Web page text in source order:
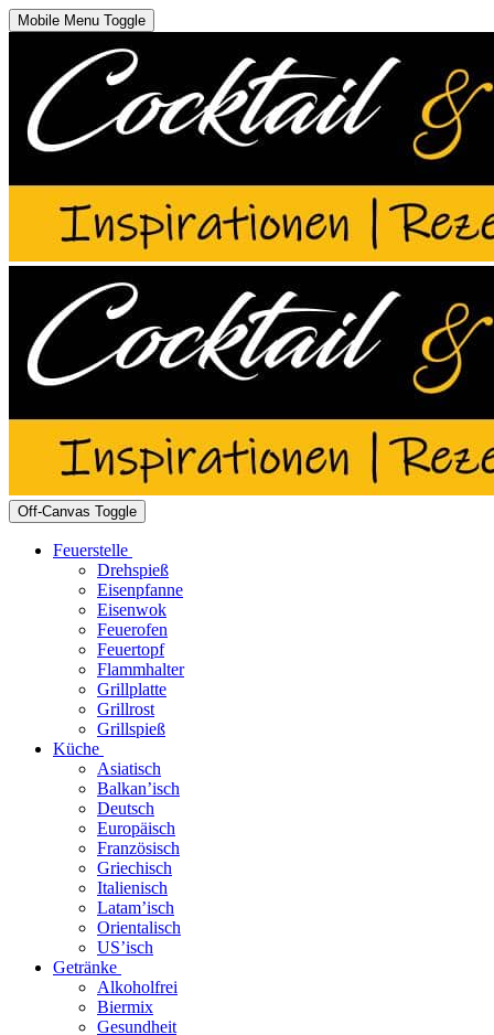
Mobile Menu Toggle
Off-Canvas Toggle
Feuerstelle
Drehspieß
Eisenpfanne
Eisenwok
Feuerofen
Feuertopf
Flammhalter
Grillplatte
Grillrost
Grillspieß
Küche
Asiatisch
Balkan’isch
Deutsch
Europäisch
Französisch
Griechisch
Italienisch
Latam’isch
Orientalisch
US’isch
Getränke
Alkoholfrei
Biermix
Gesundheit